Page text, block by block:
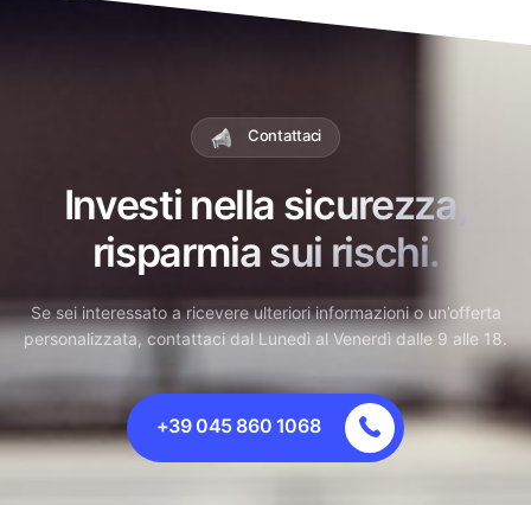
Contattaci
Investi nella sicurezza,
risparmia sui rischi.
Se sei interessato a ricevere ulteriori informazioni o un’offerta
personalizzata, contattaci dal Lunedì al Venerdì dalle 9 alle 18.
+39 045 860 1068